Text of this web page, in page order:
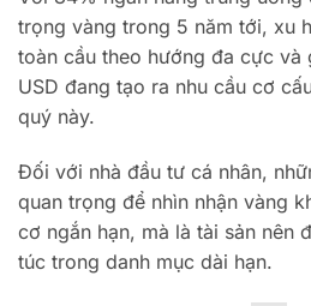
trọng vàng trong 5 năm tới, xu
toàn cầu theo hướng đa cực và
USD đang tạo ra nhu cầu cơ
quý này.
Đối với nhà đầu tư cá nhân,
quan trọng để nhìn nhận vàng
cơ ngắn hạn, mà là tài sản nên
túc trong danh mục dài hạn.